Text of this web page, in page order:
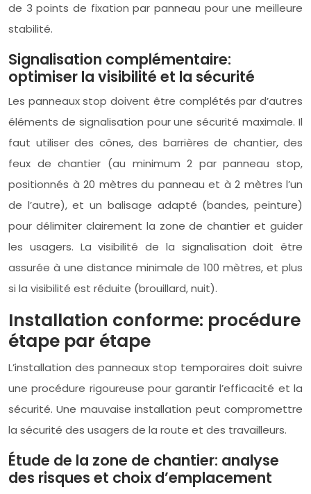
de 3 points de fixation par panneau pour une meilleure
stabilité.
Signalisation complémentaire:
optimiser la visibilité et la sécurité
Les panneaux stop doivent être complétés par d’autres
éléments de signalisation pour une sécurité maximale. Il
faut utiliser des cônes, des barrières de chantier, des
feux de chantier (au minimum 2 par panneau stop,
positionnés à 20 mètres du panneau et à 2 mètres l’un
de l’autre), et un balisage adapté (bandes, peinture)
pour délimiter clairement la zone de chantier et guider
les usagers. La visibilité de la signalisation doit être
assurée à une distance minimale de 100 mètres, et plus
si la visibilité est réduite (brouillard, nuit).
Installation conforme: procédure
étape par étape
L’installation des panneaux stop temporaires doit suivre
une procédure rigoureuse pour garantir l’efficacité et la
sécurité. Une mauvaise installation peut compromettre
la sécurité des usagers de la route et des travailleurs.
Étude de la zone de chantier: analyse
des risques et choix d’emplacement